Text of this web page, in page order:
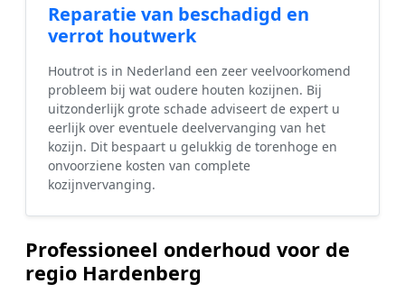
Reparatie van beschadigd en
verrot houtwerk
Houtrot is in Nederland een zeer veelvoorkomend
probleem bij wat oudere houten kozijnen. Bij
uitzonderlijk grote schade adviseert de expert u
eerlijk over eventuele deelvervanging van het
kozijn. Dit bespaart u gelukkig de torenhoge en
onvoorziene kosten van complete
kozijnvervanging.
Professioneel onderhoud voor de
regio Hardenberg